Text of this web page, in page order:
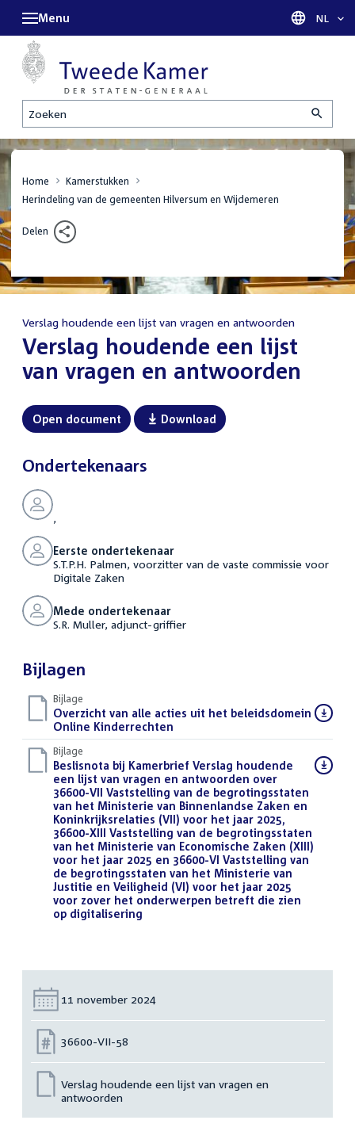
Zoeken
Menu Taal
NL
Home
Kamerstukken
Herindeling van de gemeenten Hilversum en Wijdemeren
Delen
Verslag houdende een lijst van vragen en antwoorden
:Verslag houdende een lijst
van vragen en antwoorden
Open document Download
Ondertekenaars
,
Eerste ondertekenaar
S.T.P.H. Palmen, voorzitter van de vaste commissie voor
Digitale Zaken
Mede ondertekenaar
S.R. Muller, adjunct-griffier
Bijlagen
Bijlage
Download
bestand:
Overzicht van alle acties uit het beleidsdomein
Online Kinderrechten
Bijlage
Download
bestand:
Beslisnota bij Kamerbrief Verslag houdende
een lijst van vragen en antwoorden over
36600-VII Vaststelling van de begrotingsstaten
van het Ministerie van Binnenlandse Zaken en
Koninkrijksrelaties (VII) voor het jaar 2025,
36600-XIII Vaststelling van de begrotingsstaten
van het Ministerie van Economische Zaken (XIII)
voor het jaar 2025 en 36600-VI Vaststelling van
de begrotingsstaten van het Ministerie van
Justitie en Veiligheid (VI) voor het jaar 2025
voor zover het onderwerpen betreft die zien
op digitalisering
Datum:
11 november 2024
Nummer:
36600-VII-58
Verslag houdende een lijst van vragen en
antwoorden